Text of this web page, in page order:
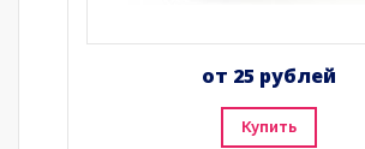
от 25 рублей
Купить